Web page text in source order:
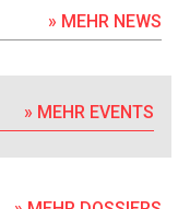
» MEHR NEWS
» MEHR EVENTS